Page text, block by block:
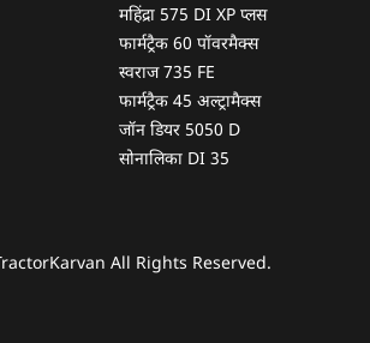
महिंद्रा 575 DI XP प्लस
फार्मट्रैक 60 पॉवरमैक्स
स्वराज 735 FE
फार्मट्रैक 45 अल्ट्रामैक्स
जॉन डियर 5050 D
सोनालिका DI 35
All Rights Reserved.